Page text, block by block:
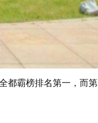
都霸榜排名第一，而